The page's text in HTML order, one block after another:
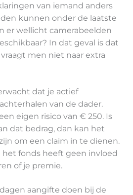
van iemand anders
kunnen onder de laatste
er wellicht camerabeelden
In dat geval is dat
men niet naar extra
dat je actief
van de dader.
eigen risico van € 250. Is
dat bedrag, dan kan het
om een claim in te dienen.
het fonds heeft geen invloed
of je premie.
aangifte doen bij de